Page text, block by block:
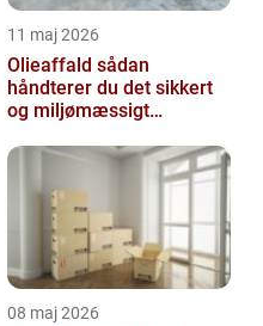
11 maj 2026
Olieaffald sådan
håndterer du det sikkert
og miljømæssigt
08 maj 2026